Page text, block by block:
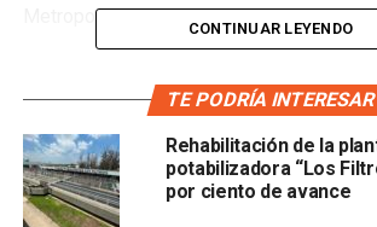
Metropolitana.
lineales de tubería PEAD de 12 pulgadas,
directamente a 150 vecinos de la colonia
ciudad y mejorando el funcionamiento del
sanitario.
CONTINUAR LEYENDO
TE PODRÍA INTERESAR
Rehabilitación de la
potabilizadora “Los
por ciento de avance